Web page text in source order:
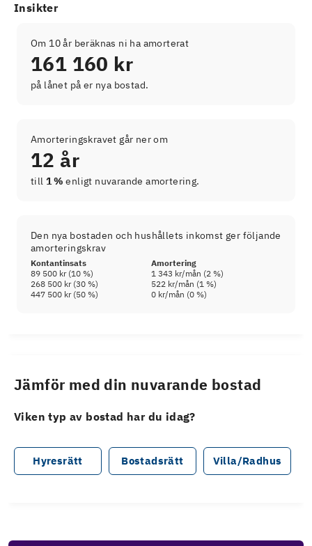
Insikter
Om 10 år beräknas ni ha amorterat
161 160 kr
på lånet på er nya bostad.
Amorteringskravet går ner om
12 år
till 1 % enligt nuvarande amortering.
Den nya bostaden och hushållets inkomst ger följande
amorteringskrav
Kontantinsats
Amortering
89 500 kr(10 %) 1 343 kr/mån (2 %)
268 500 kr(30 %) 522 kr/mån (1 %)
447 500 kr(50 %) 0 kr/mån (0 %)
Jämför med din nuvarande bostad
Viken typ av bostad har du idag?
Hyresrätt Bostadsrätt Villa/Radhus